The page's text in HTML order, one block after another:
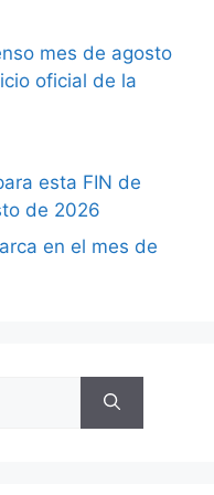
mes de agosto
oficial de la
esta FIN de
de 2026
en el mes de